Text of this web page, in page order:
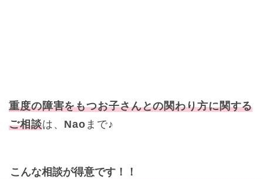
重度の障害をもつお子さんとの関わり方に関する
ご相談は、 Nao まで♪
こんな相談が得意です！！